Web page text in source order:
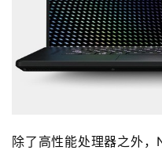
除了高性能处理器之外